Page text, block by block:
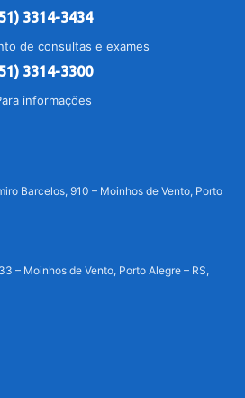
3314-3434
de consultas e exames
3314-3300
informações
Barcelos, 910 – Moinhos de Vento, Porto
– Moinhos de Vento, Porto Alegre – RS,